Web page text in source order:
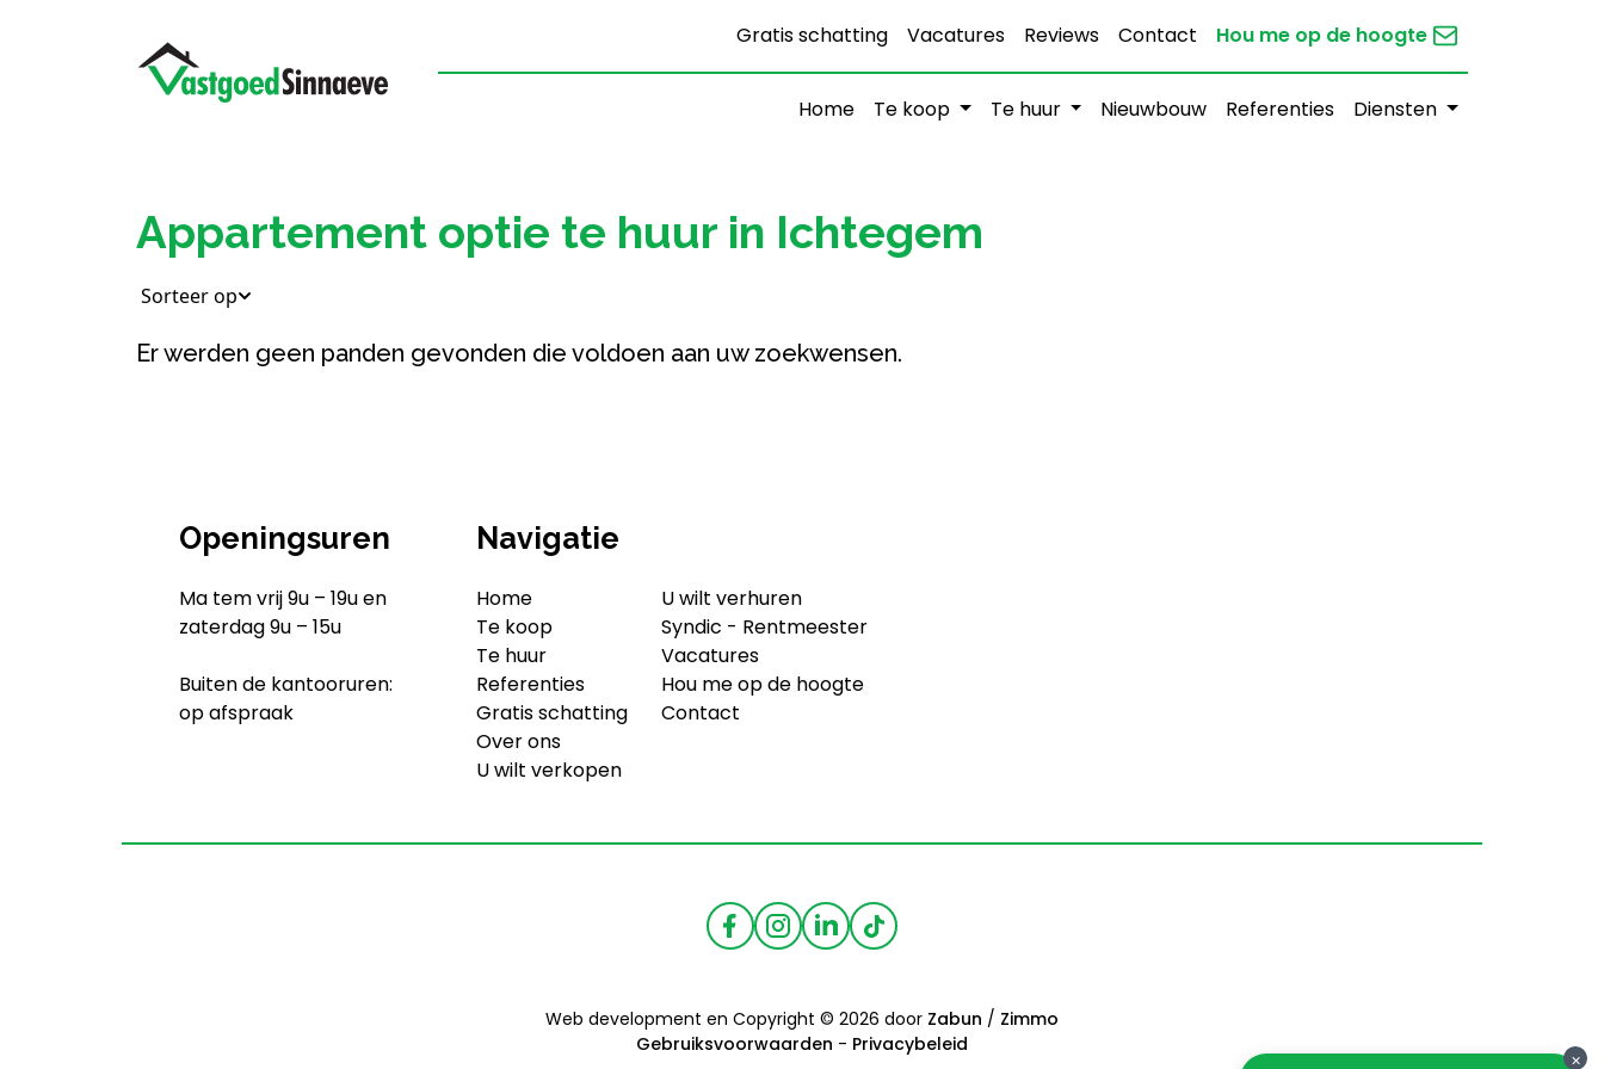
Gratis schatting Vacatures Reviews Contact Hou me op de hoogte
Home Te koop Te huur Nieuwbouw Referenties Diensten
Appartement optie te huur in Ichtegem
Sorteer op
Er werden geen panden gevonden die voldoen aan uw zoekwensen.
Openingsuren
Ma tem vrij 9u – 19u en
zaterdag 9u – 15u
Buiten de kantooruren:
op afspraak
Navigatie
Home
Te koop
Te huur
Referenties
Gratis schatting
Over ons
U wilt verkopen
U wilt verhuren
Syndic - Rentmeester
Vacatures
Hou me op de hoogte
Contact
Web development en Copyright © 2026 door Zabun / Zimmo
Gebruiksvoorwaarden - Privacybeleid